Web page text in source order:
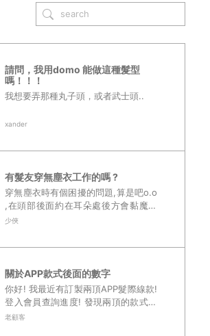
請問，我用domo 能做這種髮型
嗎！！！
我想要弄那種丸子頭，或者武士頭..
xander
有髮友穿無塵衣工作的嗎 ?
穿無塵衣時有個困擾的問題,算是吧o.o
,在頭部後面約在耳朵處後方會黏魔鬼
沾,我後面髮型是偏稍微長的,一天工作
少俠
關於APP款式後面的數字
你好! 我最近有訂製兩頂APP髮際線款!
登入會員查詢進度! 發現兩頂的款式後
面數字不一樣! 一個是APP-0177，一個
老顧客